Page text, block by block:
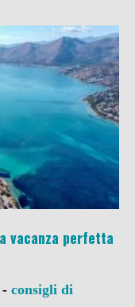
vacanza perfetta
- consigli di